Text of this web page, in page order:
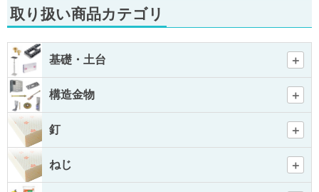
取り扱い商品カテゴリ
基礎・土台
構造金物
釘
ねじ